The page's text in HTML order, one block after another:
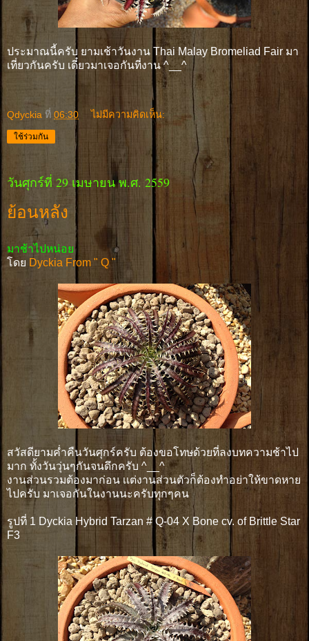
ประมาณนี้ครับ ยามเช้าวันงาน Thai Malay Bromeliad Fair มา
เที่ยวกันครับ เดี๋ยวมาเจอกันที่งาน ^__^
Qdyckia ที่ 06:30 ไม่มีความคิดเห็น:
ใช้ร่วมกัน
วันศุกร์ที่ 29 เมษายน พ.ศ. 2559
ย้อนหลัง
มาช้าไปหน่อย
โดย Dyckia From " Q "
สวัสดียามค่ำคืนวันศุกร์ครับ ต้องขอโทษด้วยที่ลงบทความช้าไป
มาก ทั้งวันวุ่นๆกันจนดึกครับ ^__^
งานส่วนรวมต้องมาก่อน เเต่งานส่วนตัวก็ต้องทำอย่าให้ขาดหาย
ไปครับ มาเจอกันในงานนะครับทุกๆคน
รูปที่ 1 Dyckia Hybrid Tarzan # Q-04 X Bone cv. of Brittle Star
F3